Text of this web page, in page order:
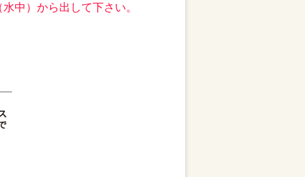
中）から出して下さい。